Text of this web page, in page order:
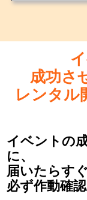
成功さ
レンタル
イベントの
に、
届いたらすぐ
必ず作動確